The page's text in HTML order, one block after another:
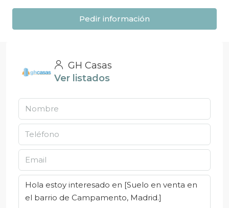
Pedir información
GH Casas
Ver listados